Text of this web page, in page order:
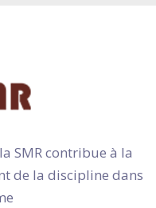
SMR contribue à la
de la discipline dans